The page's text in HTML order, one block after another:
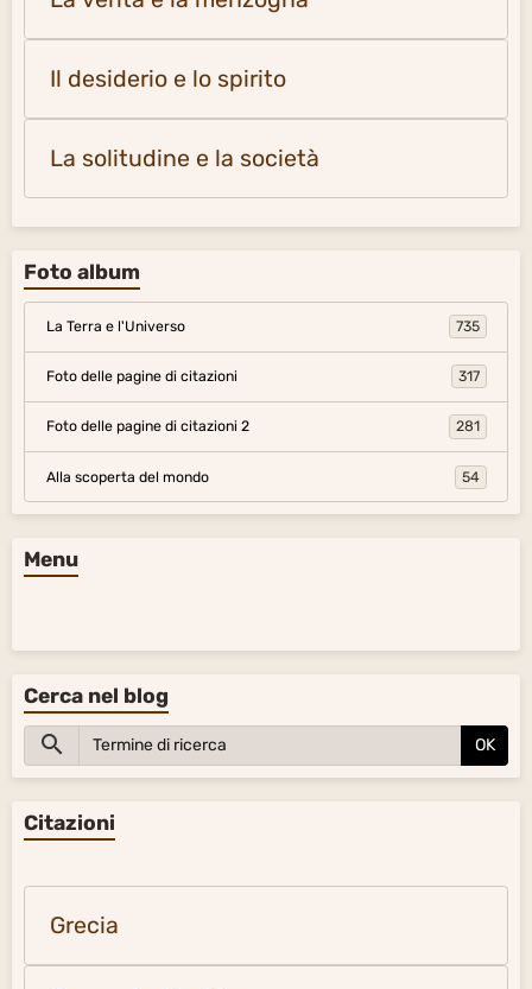
Il desiderio e lo spirito
La solitudine e la società
Foto album
La Terra e l'Universo 735
Foto delle pagine di citazioni 317
Foto delle pagine di citazioni 2 281
Alla scoperta del mondo 54
Menu
Cerca nel blog
OK
Citazioni
Grecia